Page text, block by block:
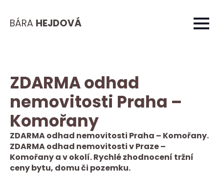
BÁRA HEJDOVÁ
ZDARMA odhad
nemovitosti Praha –
Komořany
ZDARMA odhad nemovitosti Praha – Komořany.
ZDARMA odhad nemovitosti v Praze –
Komořany a v okolí. Rychlé zhodnocení tržní
ceny bytu, domu či pozemku.